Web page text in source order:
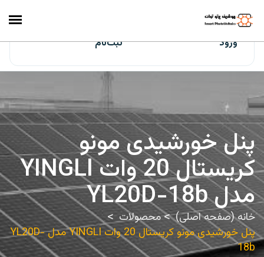
ایران‌سولار
ورود ثبت‌نام
پنل خورشیدی مونو
کریستال 20 وات YINGLI
مدل YL20D-18b
خانه (صفحه اصلی)
محصولات
پنل خورشیدی مونو کریستال 20 وات YINGLI مدل YL20D-
18b